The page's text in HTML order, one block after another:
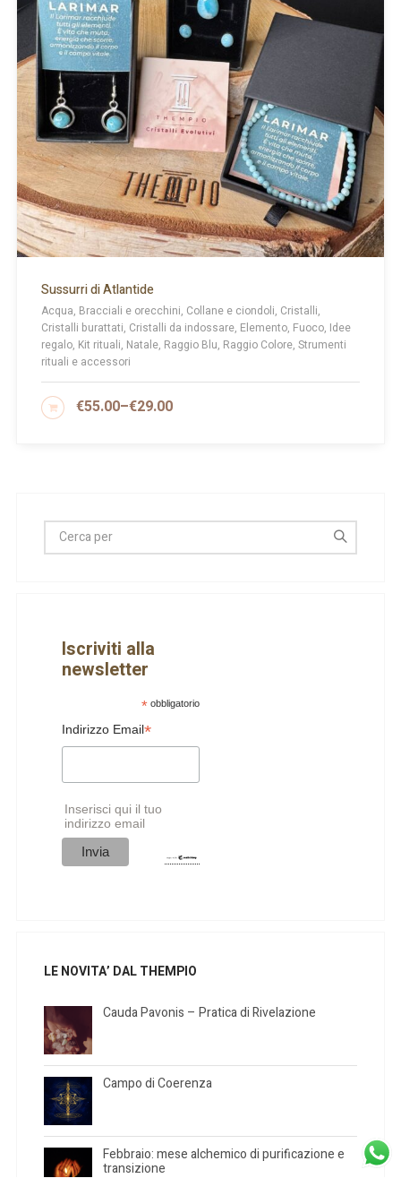
Sussurri di Atlantide
Acqua, Bracciali e orecchini, Collane e ciondoli, Cristalli,
Cristalli burattati, Cristalli da indossare, Elemento, Fuoco, Idee
regalo, Kit rituali, Natale, Raggio Blu, Raggio Colore, Strumenti
rituali e accessori
€29.00
–
€55.00
SCEGLI
Iscriviti alla
newsletter
*obbligatorio
Indirizzo Email*
Inserisci qui il tuo
indirizzo email
LE NOVITA’ DAL THEMPIO
Cauda Pavonis – Pratica di Rivelazione
Campo di Coerenza
Febbraio: mese alchemico di purificazione e
transizione